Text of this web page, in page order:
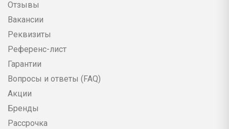
Отзывы
Вакансии
Реквизиты
Референс-лист
Гарантии
Вопросы и ответы (FAQ)
Акции
Бренды
Рассрочка